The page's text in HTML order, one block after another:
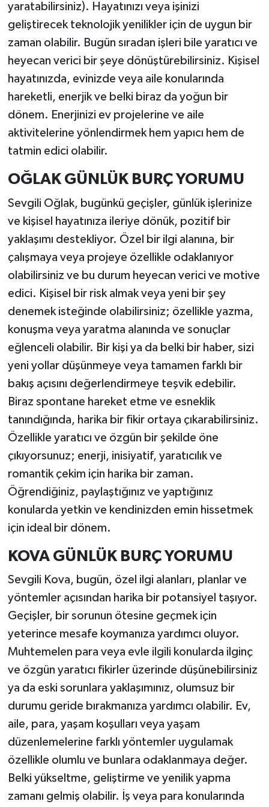
yaratabilirsiniz). Hayatınızı veya işinizi
geliştirecek teknolojik yenilikler için de uygun bir
zaman olabilir. Bugün sıradan işleri bile yaratıcı ve
heyecan verici bir şeye dönüştürebilirsiniz. Kişisel
hayatınızda, evinizde veya aile konularında
hareketli, enerjik ve belki biraz da yoğun bir
dönem. Enerjinizi ev projelerine ve aile
aktivitelerine yönlendirmek hem yapıcı hem de
tatmin edici olabilir.
OĞLAK GÜNLÜK BURÇ YORUMU
Sevgili Oğlak, bugünkü geçişler, günlük işlerinize
ve kişisel hayatınıza ileriye dönük, pozitif bir
yaklaşımı destekliyor. Özel bir ilgi alanına, bir
çalışmaya veya projeye özellikle odaklanıyor
olabilirsiniz ve bu durum heyecan verici ve motive
edici. Kişisel bir risk almak veya yeni bir şey
denemek isteğinde olabilirsiniz; özellikle yazma,
konuşma veya yaratma alanında ve sonuçlar
eğlenceli olabilir. Bir kişi ya da belki bir haber, sizi
yeni yollar düşünmeye veya tamamen farklı bir
bakış açısını değerlendirmeye teşvik edebilir.
Biraz spontane hareket etme ve esneklik
tanındığında, harika bir fikir ortaya çıkarabilirsiniz.
Özellikle yaratıcı ve özgün bir şekilde öne
çıkıyorsunuz; enerji, inisiyatif, yaratıcılık ve
romantik çekim için harika bir zaman.
Öğrendiğiniz, paylaştığınız ve yaptığınız
konularda yetkin ve kendinizden emin hissetmek
için ideal bir dönem.
KOVA GÜNLÜK BURÇ YORUMU
Sevgili Kova, bugün, özel ilgi alanları, planlar ve
yöntemler açısından harika bir potansiyel taşıyor.
Geçişler, bir sorunun ötesine geçmek için
yeterince mesafe koymanıza yardımcı oluyor.
Muhtemelen para veya evle ilgili konularda ilginç
ve özgün yaratıcı fikirler üzerinde düşünebilirsiniz
ya da eski sorunlara yaklaşımınız, olumsuz bir
durumu geride bırakmanıza yardımcı olabilir. Ev,
aile, para, yaşam koşulları veya yaşam
düzenlemelerine farklı yöntemler uygulamak
özellikle olumlu ve bunlara odaklanmaya değer.
Belki yükseltme, geliştirme ve yenilik yapma
zamanı gelmiş olabilir. İş veya para konularında